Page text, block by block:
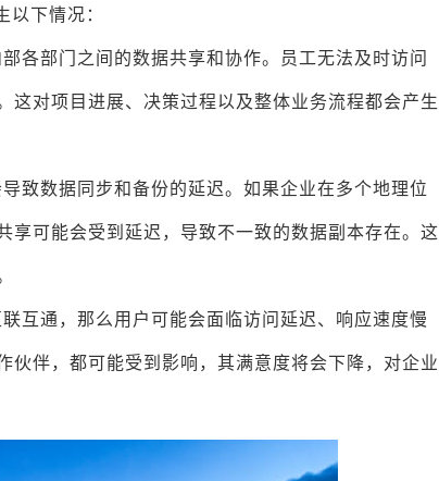
下情况：
各部门之间的数据共享和协作。员工无法及时访问
这对项目进展、决策过程以及整体业务流程都会产生
致数据同步和备份的延迟。如果企业在多个地理位
享可能会受到延迟，导致不一致的数据副本存在。这
互通，那么用户可能会面临访问延迟、响应速度慢
伴，都可能受到影响，其满意度将会下降，对企业